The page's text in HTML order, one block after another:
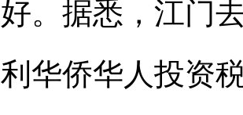
好。据悉，江门
利华侨华人投资